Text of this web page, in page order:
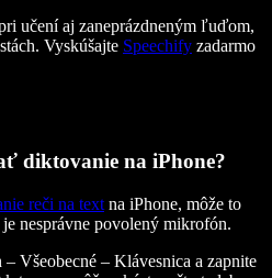
učení aj zaneprázdneným ľuďom,
Vyskúšajte Speechify zadarmo
diktovanie na iPhone?
reči na text na iPhone, môže to
nesprávne povolený mikrofón.
Všeobecné – Klávesnica a zapnite